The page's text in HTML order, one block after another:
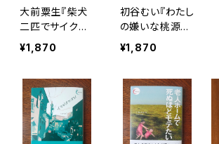
大前粟生『柴犬
二匹でサイクロ
ン』
¥1,870
初谷むい『わたし
の嫌いな桃源
郷』
¥1,870